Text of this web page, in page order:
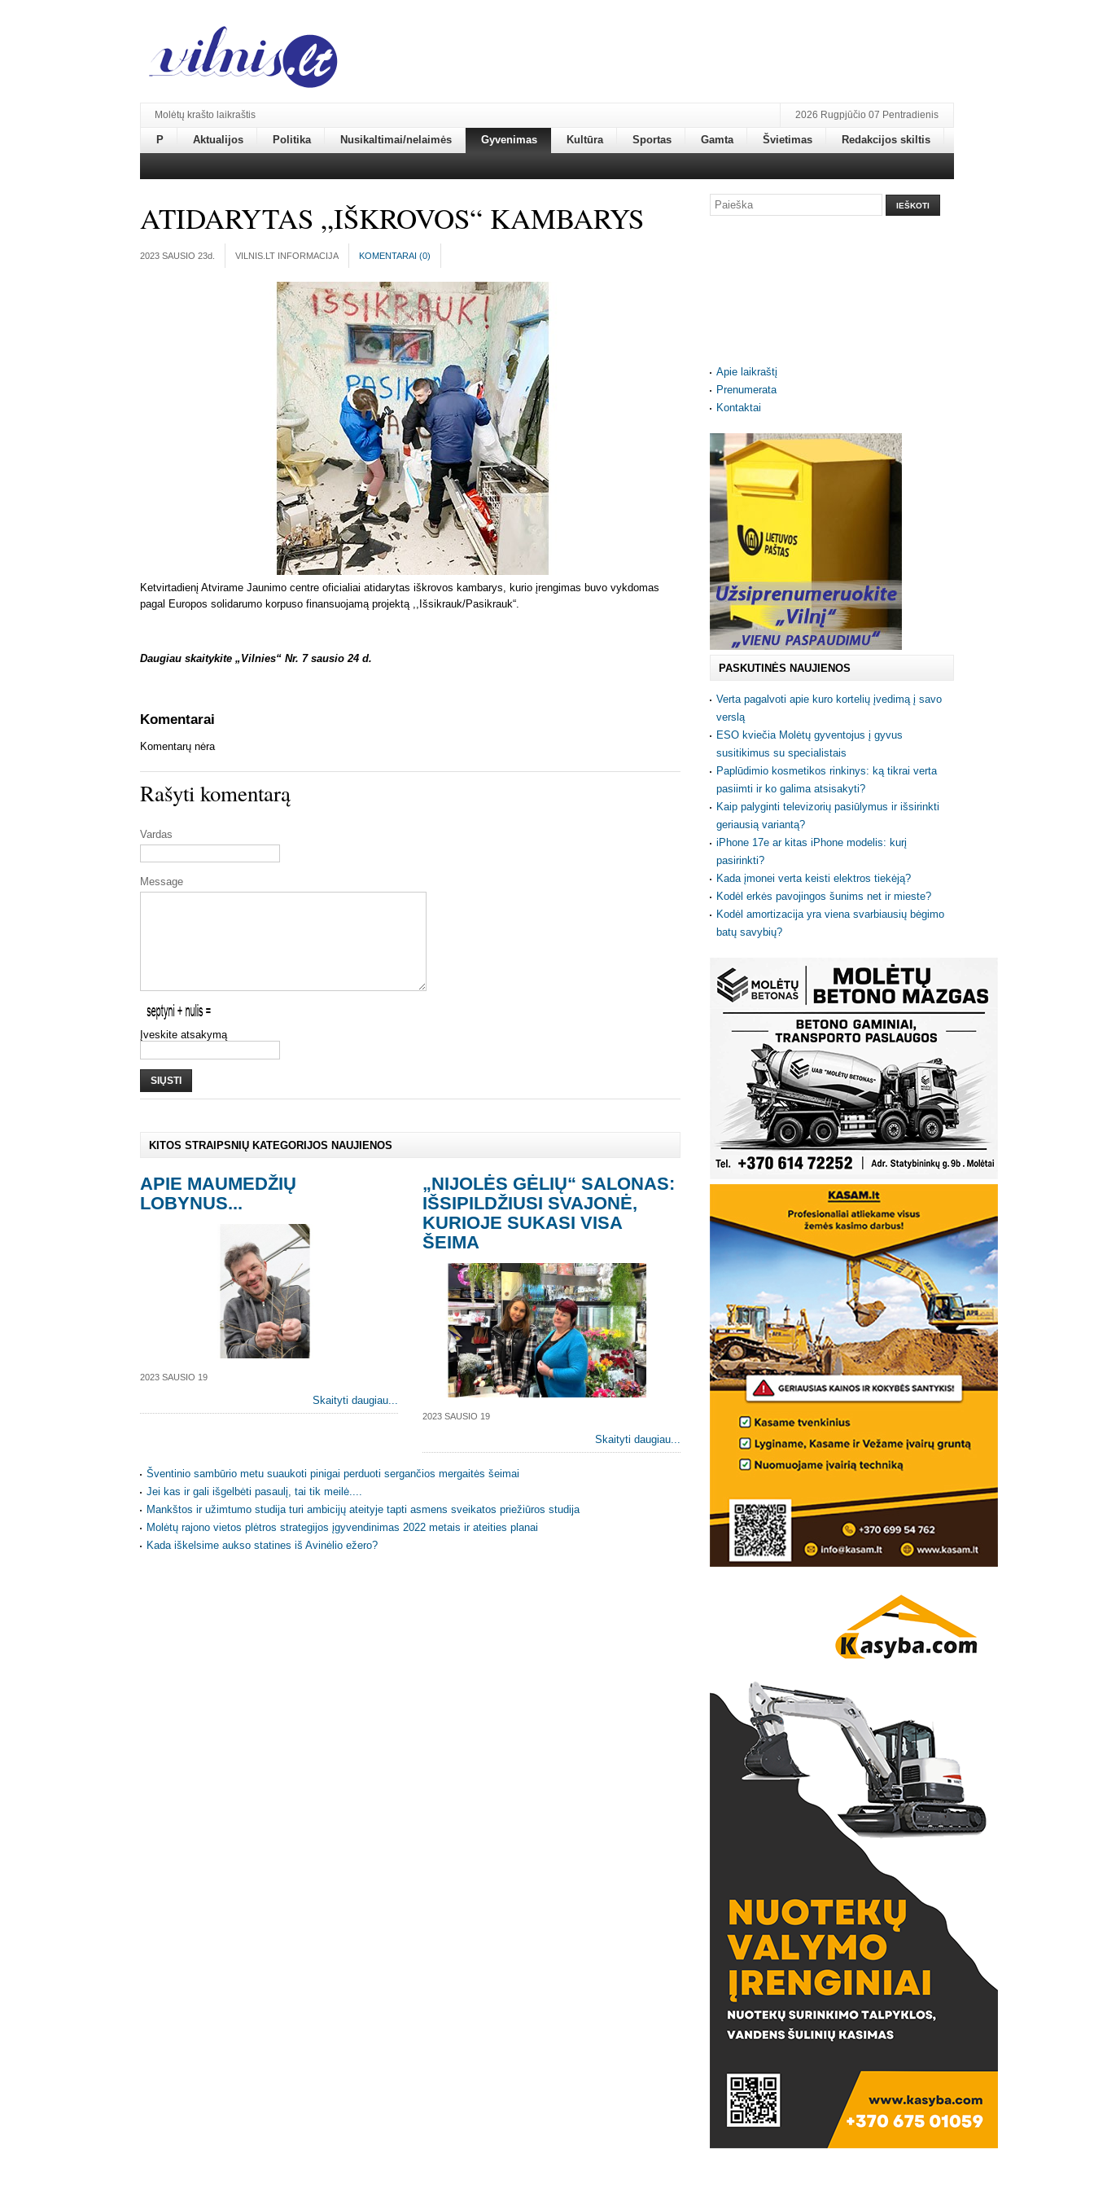
Molėtų krašto laikraštis 2026 Rugpjūčio 07 Pentradienis
P Aktualijos Politika Nusikaltimai/nelaimės Gyvenimas Kultūra Sportas Gamta Švietimas Redakcijos skiltis
ATIDARYTAS „IŠKROVOS“ KAMBARYS
2023 SAUSIO 23d. VILNIS.LT INFORMACIJA KOMENTARAI (0)
Ketvirtadienį Atvirame Jaunimo centre oficialiai atidarytas iškrovos kambarys, kurio įrengimas buvo vykdomas
pagal Europos solidarumo korpuso finansuojamą projektą ,,Išsikrauk/Pasikrauk“.
Daugiau skaitykite „Vilnies“ Nr. 7 sausio 24 d.
Komentarai
Komentarų nėra
Rašyti komentarą
Vardas
Message
Įveskite atsakymą
SIŲSTI
KITOS STRAIPSNIŲ KATEGORIJOS NAUJIENOS
APIE MAUMEDŽIŲ
LOBYNUS...
2023 SAUSIO 19
Skaityti daugiau...
„NIJOLĖS GĖLIŲ“ SALONAS:
IŠSIPILDŽIUSI SVAJONĖ,
KURIOJE SUKASI VISA
ŠEIMA
2023 SAUSIO 19
Skaityti daugiau...
Šventinio sambūrio metu suaukoti pinigai perduoti sergančios mergaitės šeimai
Jei kas ir gali išgelbėti pasaulį, tai tik meilė....
Mankštos ir užimtumo studija turi ambicijų ateityje tapti asmens sveikatos priežiūros studija
Molėtų rajono vietos plėtros strategijos įgyvendinimas 2022 metais ir ateities planai
Kada iškelsime aukso statines iš Avinėlio ežero?
Apie laikraštį
Prenumerata
Kontaktai
PASKUTINĖS NAUJIENOS
Verta pagalvoti apie kuro kortelių įvedimą į savo
verslą
ESO kviečia Molėtų gyventojus į gyvus
susitikimus su specialistais
Paplūdimio kosmetikos rinkinys: ką tikrai verta
pasiimti ir ko galima atsisakyti?
Kaip palyginti televizorių pasiūlymus ir išsirinkti
geriausią variantą?
iPhone 17e ar kitas iPhone modelis: kurį
pasirinkti?
Kada įmonei verta keisti elektros tiekėją?
Kodėl erkės pavojingos šunims net ir mieste?
Kodėl amortizacija yra viena svarbiausių bėgimo
batų savybių?